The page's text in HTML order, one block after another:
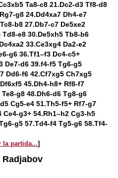
Ta8-c8 21.Dc2-d3 Tf8-d8
g8 24.Dd4xa7 Dh4-e7
b8 27.Db7-c7 De5xe2
e8 30.De5xh5 Tb8-b6
33.Ce3xg4 Da2-e2
g6 36.Tf1–f3 Dc4-c5+
De7-d6 39.f4-f5 Tg6-g5
Dd6-f6 42.Cf7xg5 Ch7xg5
45.Dh4-h8+ Rf8-f7
g8 48.Dh6-d6 Tg8-g6
Cg5-e4 51.Th5-f5+ Rf7-g7
g3+ 54.Rh1–h2 Cg3-h5
g5 57.Td4-f4 Tg5-g6 58.Tf4-
la partida...]
Radjabov